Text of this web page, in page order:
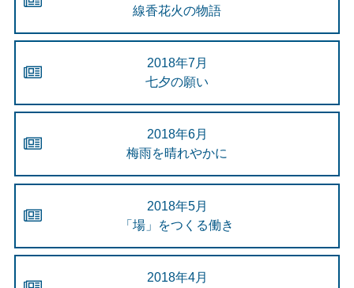
線香花火の物語
2018年7月
七夕の願い
2018年6月
梅雨を晴れやかに
2018年5月
「場」をつくる働き
2018年4月